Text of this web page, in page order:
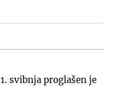
svibnja proglašen je